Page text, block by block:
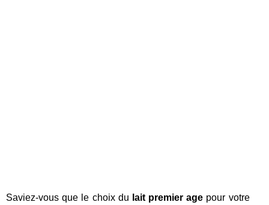
Saviez-vous que le choix du lait premier age pour votre